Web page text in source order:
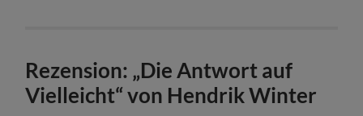
Rezension: „Die Antwort auf
Vielleicht“ von Hendrik Winter